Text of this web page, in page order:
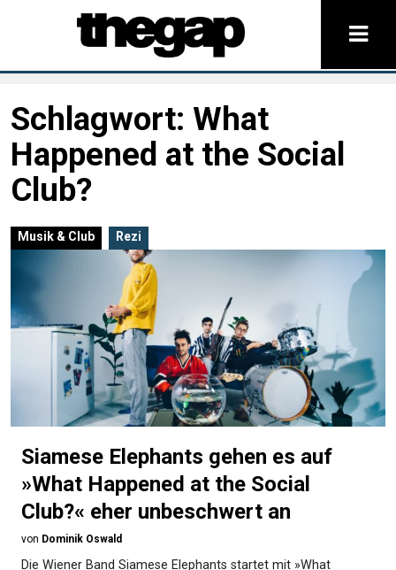
Schlagwort: What
Happened at the Social
Club?
Musik & Club Rezi
Siamese Elephants gehen es auf
»What Happened at the Social
Club?« eher unbeschwert an
von Dominik Oswald
Die Wiener Band Siamese Elephants startet mit »What